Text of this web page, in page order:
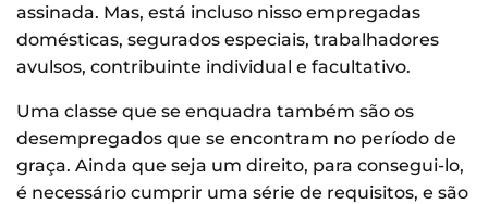
assinada. Mas, está incluso nisso empregadas
domésticas, segurados especiais, trabalhadores
avulsos, contribuinte individual e facultativo.
Uma classe que se enquadra também são os
desempregados que se encontram no período de
graça. Ainda que seja um direito, para consegui-lo,
é necessário cumprir uma série de requisitos, e são